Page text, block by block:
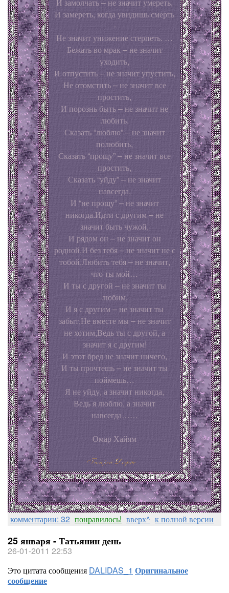
И замереть, когда увидишь смерть
-
Не значит унижение стерпеть. …
Бежать во мрак – не значит
уходить,
И отпустить – не значит упустить,
Не отомстить – не значит все
простить,
И порознь быть – не значит не
любить.
Сказать “люблю” – не значит
полюбить,
Сказать “прощу” – не значит все
простить,
Сказать “уйду” – не значит
навсегда,
И “не прощу” – не значит
никогда.Идти с другим – не
значит быть чужой,
И рядом он – не значит он
родной,И без тебя – не значит не с
тобой,Любить тебя – не значит,
что ты мой…
И ты с другой – не значит ты
любим,
И я с другим – не значит ты
забыт,Не вместе мы – не значит
не хотим,Ведь ты с другой, а
значит я с другим!
И этот бред не значит ничего,
И ты прочтешь – не значит ты
поймешь…
Я не уйду, а значит никогда,
Ведь я люблю, а значит
навсегда……
Омар Хайям
комментарии: 32 понравилось! вверх^ к полной версии
25 января - Татьянин день
26-01-2011 22:53
Это цитата сообщения DALIDAS_1 Оригинальное
сообщение